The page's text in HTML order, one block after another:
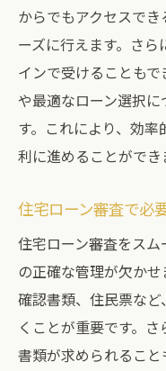
からでもアクセスで
ーズに行えます。さ
インで受けることも
や最適なローン選択
す。これにより、効
利に進めることができ
住宅ローン審査で必
住宅ローン審査をス
の正確な管理が欠か
確認書類、住民票な
くことが重要です。
書類が求められるこ